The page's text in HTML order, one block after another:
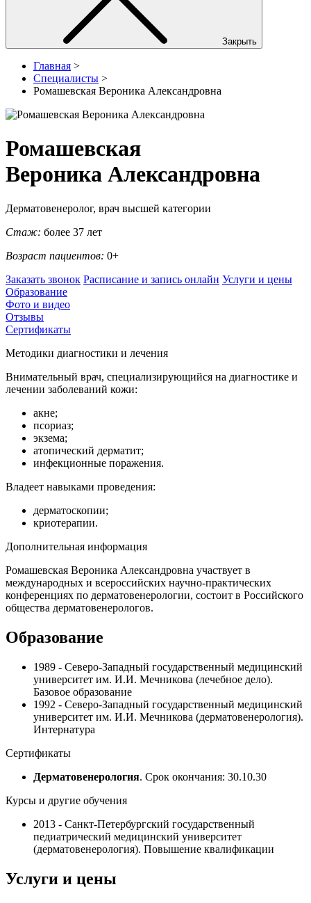
Закрыть
Главная >
Специалисты >
Ромашевская Вероника Александровна
Ромашевская
Вероника Александровна
Дерматовенеролог, врач высшей категории
Стаж: более 37 лет
Возраст пациентов: 0+
Заказать звонок Расписание и запись онлайн Услуги и цены
Образование
Фото и видео
Отзывы
Сертификаты
Методики диагностики и лечения
Внимательный врач, специализирующийся на диагностике и
лечении заболеваний кожи:
акне;
псориаз;
экзема;
атопический дерматит;
инфекционные поражения.
Владеет навыками проведения:
дерматоскопии;
криотерапии.
Дополнительная информация
Ромашевская Вероника Александровна участвует в
международных и всероссийских научно-практических
конференциях по дерматовенерологии, состоит в Российского
общества дерматовенерологов.
Образование
1989 - Северо-Западный государственный медицинский
университет им. И.И. Мечникова (лечебное дело).
Базовое образование
1992 - Северо-Западный государственный медицинский
университет им. И.И. Мечникова (дерматовенерология).
Интернатура
Сертификаты
Дерматовенерология. Срок окончания: 30.10.30
Курсы и другие обучения
2013 - Санкт-Петербургский государственный
педиатрический медицинский университет
(дерматовенерология). Повышение квалификации
Услуги и цены